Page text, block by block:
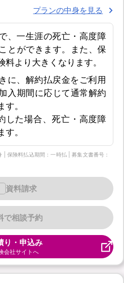
プランの中身を見る
、一生涯の死亡・高度障
とができます。また、保
料より大きくなります。
に、解約払戻金をご利用
入期間に応じて通常解約
。
した場合、死亡・高度障
。
保険料払込期間：一時払 | 募集文書番号：
で相談予約
資料請求
り・申込み
会社サイトへ